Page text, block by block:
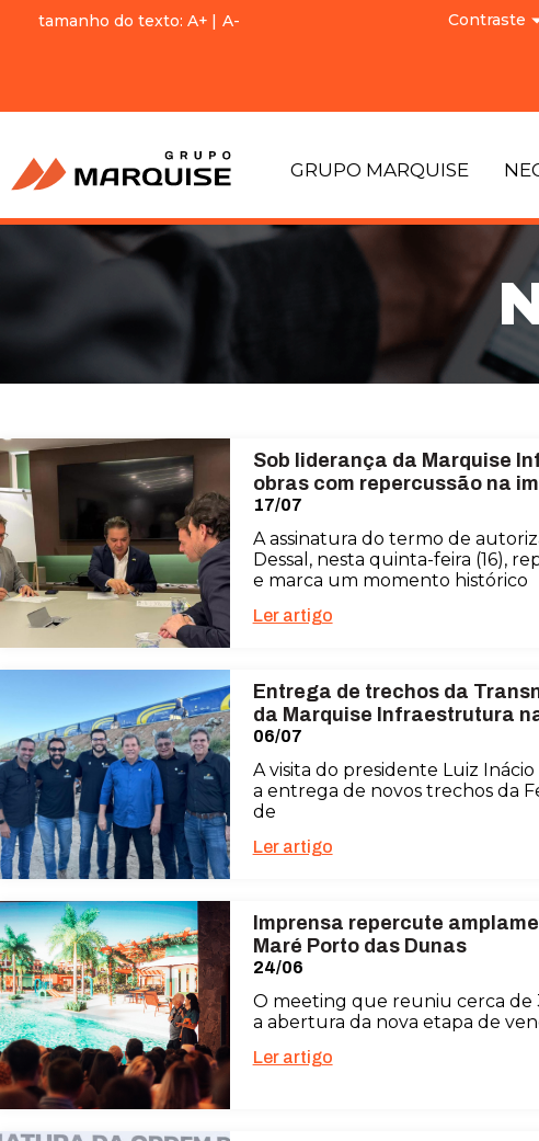
tamanho do texto: A+ | A- Contraste
GRUPO MARQUISE
Sob liderança da Marquise
obras com repercussão na
17/07
A assinatura do termo de
Dessal, nesta quinta-feira (16),
e marca um momento histórico
Ler artigo
Entrega de trechos da
da Marquise Infraestrutura
06/07
A visita do presidente Luiz
a entrega de novos trechos da
de
Ler artigo
Imprensa repercute
Maré Porto das Dunas
24/06
O meeting que reuniu cerca de
a abertura da nova etapa de
Ler artigo